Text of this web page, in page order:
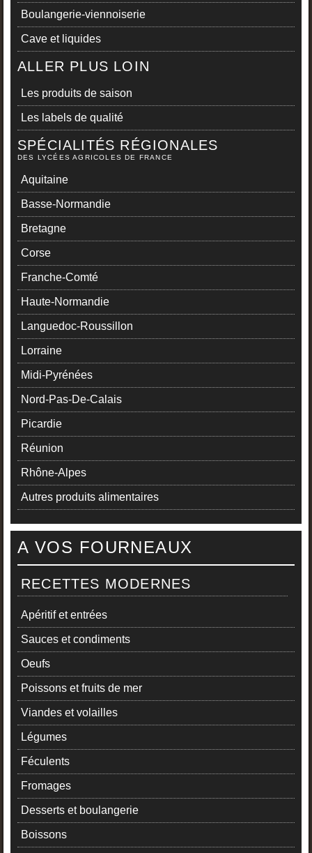
Boulangerie-viennoiserie
Cave et liquides
ALLER PLUS LOIN
Les produits de saison
Les labels de qualité
SPÉCIALITÉS RÉGIONALES
DES LYCÉES AGRICOLES DE FRANCE
Aquitaine
Basse-Normandie
Bretagne
Corse
Franche-Comté
Haute-Normandie
Languedoc-Roussillon
Lorraine
Midi-Pyrénées
Nord-Pas-De-Calais
Picardie
Réunion
Rhône-Alpes
Autres produits alimentaires
A VOS FOURNEAUX
RECETTES MODERNES
Apéritif et entrées
Sauces et condiments
Oeufs
Poissons et fruits de mer
Viandes et volailles
Légumes
Féculents
Fromages
Desserts et boulangerie
Boissons